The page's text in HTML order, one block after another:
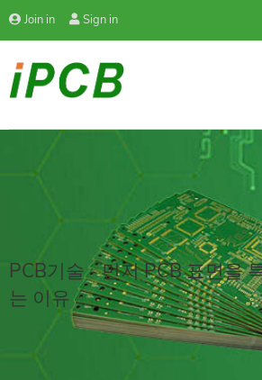
Join in Sign in
PCB기술 - 먼저 PCB 표면을
는 이유